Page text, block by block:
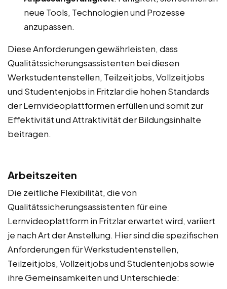
neue Tools, Technologien und Prozesse
anzupassen.
Diese Anforderungen gewährleisten, dass
Qualitätssicherungsassistenten bei diesen
Werkstudentenstellen, Teilzeitjobs, Vollzeitjobs
und Studentenjobs in Fritzlar die hohen Standards
der Lernvideoplattformen erfüllen und somit zur
Effektivität und Attraktivität der Bildungsinhalte
beitragen.
Arbeitszeiten
Die zeitliche Flexibilität, die von
Qualitätssicherungsassistenten für eine
Lernvideoplattform in Fritzlar erwartet wird, variiert
je nach Art der Anstellung. Hier sind die spezifischen
Anforderungen für Werkstudentenstellen,
Teilzeitjobs, Vollzeitjobs und Studentenjobs sowie
ihre Gemeinsamkeiten und Unterschiede: